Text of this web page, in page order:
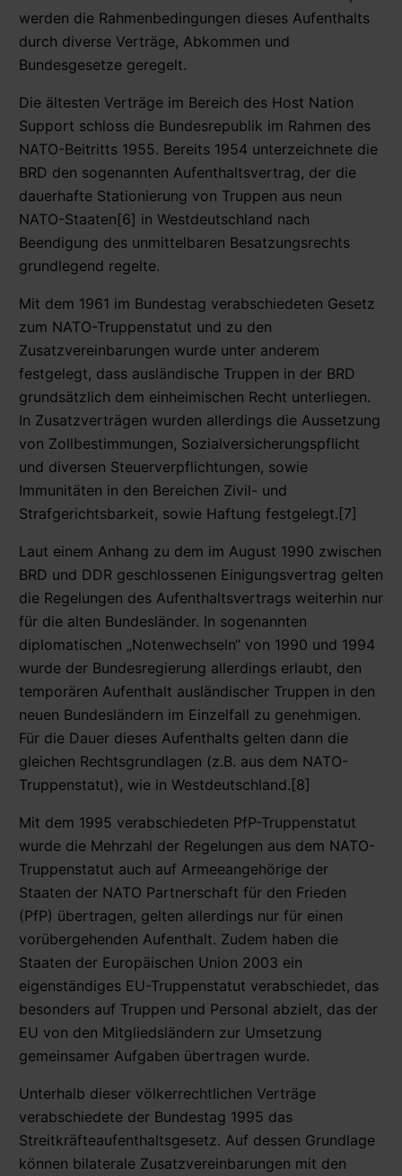
werden die Rahmenbedingungen dieses Aufenthalts
durch diverse Verträge, Abkommen und
Bundesgesetze geregelt.
Die ältesten Verträge im Bereich des Host Nation
Support schloss die Bundesrepublik im Rahmen des
NATO-Beitritts 1955. Bereits 1954 unterzeichnete die
BRD den sogenannten Aufenthaltsvertrag, der die
dauerhafte Stationierung von Truppen aus neun
NATO-Staaten[6] in Westdeutschland nach
Beendigung des unmittelbaren Besatzungsrechts
grundlegend regelte.
Mit dem 1961 im Bundestag verabschiedeten Gesetz
zum NATO-Truppenstatut und zu den
Zusatzvereinbarungen wurde unter anderem
festgelegt, dass ausländische Truppen in der BRD
grundsätzlich dem einheimischen Recht unterliegen.
In Zusatzverträgen wurden allerdings die Aussetzung
von Zollbestimmungen, Sozialversicherungspflicht
und diversen Steuerverpflichtungen, sowie
Immunitäten in den Bereichen Zivil- und
Strafgerichtsbarkeit, sowie Haftung festgelegt.[7]
Laut einem Anhang zu dem im August 1990 zwischen
BRD und DDR geschlossenen Einigungsvertrag gelten
die Regelungen des Aufenthaltsvertrags weiterhin nur
für die alten Bundesländer. In sogenannten
diplomatischen „Notenwechseln“ von 1990 und 1994
wurde der Bundesregierung allerdings erlaubt, den
temporären Aufenthalt ausländischer Truppen in den
neuen Bundesländern im Einzelfall zu genehmigen.
Für die Dauer dieses Aufenthalts gelten dann die
gleichen Rechtsgrundlagen (z.B. aus dem NATO-
Truppenstatut), wie in Westdeutschland.[8]
Mit dem 1995 verabschiedeten PfP-Truppenstatut
wurde die Mehrzahl der Regelungen aus dem NATO-
Truppenstatut auch auf Armeeangehörige der
Staaten der NATO Partnerschaft für den Frieden
(PfP) übertragen, gelten allerdings nur für einen
vorübergehenden Aufenthalt. Zudem haben die
Staaten der Europäischen Union 2003 ein
eigenständiges EU-Truppenstatut verabschiedet, das
besonders auf Truppen und Personal abzielt, das der
EU von den Mitgliedsländern zur Umsetzung
gemeinsamer Aufgaben übertragen wurde.
Unterhalb dieser völkerrechtlichen Verträge
verabschiedete der Bundestag 1995 das
Streitkräfteaufenthaltsgesetz. Auf dessen Grundlage
können bilaterale Zusatzvereinbarungen mit den